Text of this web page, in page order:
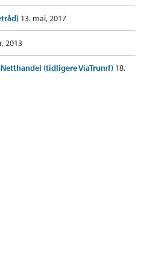
13. mai, 2017
2013
(tidligere ViaTrumf) 18.